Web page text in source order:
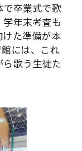
卒業式で歌
年末考査も
た準備が本
には、これ
歌う生徒た